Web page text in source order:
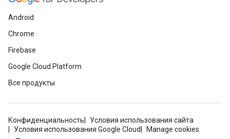
Android
Chrome
Firebase
Google Cloud Platform
Все продукты
Конфиденциальность
Условия использования сайта
Условия использования Google Cloud
Manage cookies